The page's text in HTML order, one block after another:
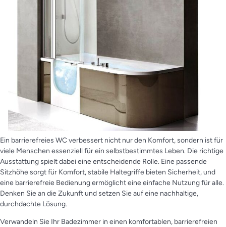
Ein barrierefreies WC verbessert nicht nur den Komfort, sondern ist für
viele Menschen essenziell für ein selbstbestimmtes Leben. Die richtige
Ausstattung spielt dabei eine entscheidende Rolle. Eine passende
Sitzhöhe sorgt für Komfort, stabile Haltegriffe bieten Sicherheit, und
eine barrierefreie Bedienung ermöglicht eine einfache Nutzung für alle.
Denken Sie an die Zukunft und setzen Sie auf eine nachhaltige,
durchdachte Lösung.
Verwandeln Sie Ihr Badezimmer in einen komfortablen, barrierefreien